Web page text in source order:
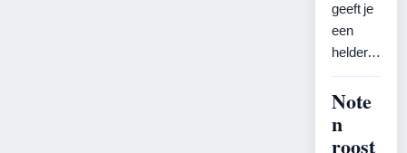
geeft je
een
helder…
Note
n
roost